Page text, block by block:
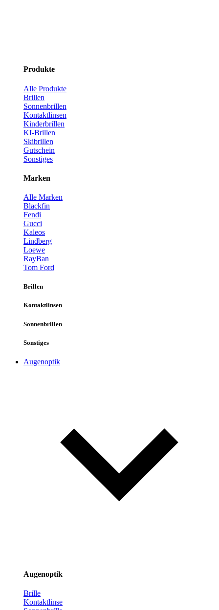
Produkte
Alle Produkte
Brillen
Sonnenbrillen
Kontaktlinsen
Kinderbrillen
KI-Brillen
Skibrillen
Gutschein
Sonstiges
Marken
Alle Marken
Blackfin
Fendi
Gucci
Kaleos
Lindberg
Loewe
RayBan
Tom Ford
Brillen
Kontaktlinsen
Sonnenbrillen
Sonstiges
Augenoptik
Augenoptik
Brille
Kontaktlinse